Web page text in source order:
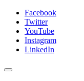
Facebook
Twitter
YouTube
Instagram
LinkedIn